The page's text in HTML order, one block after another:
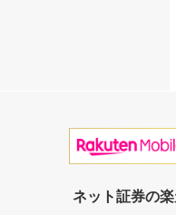
ネット証券の